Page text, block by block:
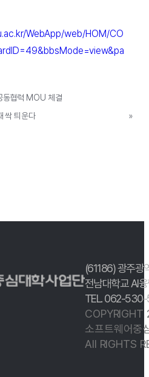
WebApp/web/HOM/CO
동협력 MOU 체결
싹 틔운다
»
(61186) 광주광
전남대학교 AI
TEL. 062-
COPYRIGHT
소프트웨어중
All RIGHTS